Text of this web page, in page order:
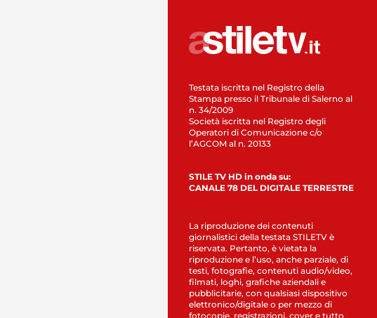
Testata iscritta nel Registro della
Stampa presso il Tribunale di Salerno al
n. 34/2009
Società iscritta nel Registro degli
Operatori di Comunicazione c/o
l’AGCOM al n. 20133
STILE TV HD in onda su:
CANALE 78 DEL DIGITALE TERRESTRE
La riproduzione dei contenuti
giornalistici della testata STILETV è
riservata. Pertanto, è vietata la
riproduzione e l’uso, anche parziale, di
testi, fotografie, contenuti audio/video,
filmati, loghi, grafiche aziendali e
pubblicitarie, con qualsiasi dispositivo
elettronico/digitale o per mezzo di
fotocopie, registrazioni, cover e tutto